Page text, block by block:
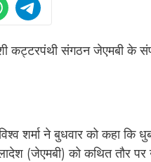
शर्मा ने बुधवार को कहा
(जेएमबी) को कथित तौर